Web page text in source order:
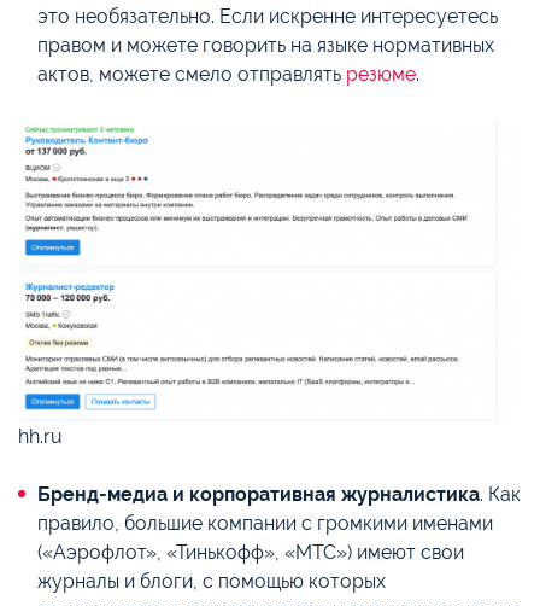
это необязательно. Если искренне интересуетесь
правом и можете говорить на языке нормативных
актов, можете смело отправлять резюме.
hh.ru
Бренд-медиа и корпоративная журналистика. Как
правило, большие компании с громкими именами
(«Аэрофлот», «Тинькофф», «МТС») имеют свои
журналы и блоги, с помощью которых